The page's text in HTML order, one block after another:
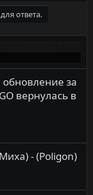
ответа.
за
вернулась в
- (Poligon)